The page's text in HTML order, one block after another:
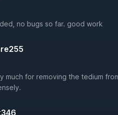
no bugs so far. good work
much for removing the tedium